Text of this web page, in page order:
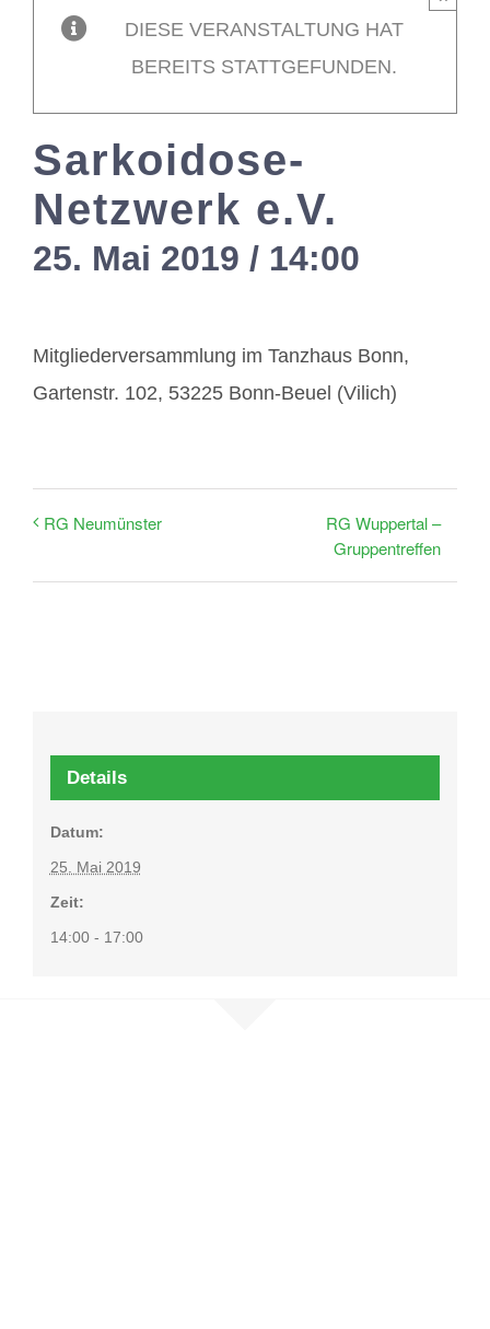
Mitglieder /
DIESE VERANSTALTUNG HAT
BEREITS STATTGEFUNDEN.
Sarkoidose-
Netzwerk e.V.
25. Mai 2019 / 14:00
Mitgliederversammlung im Tanzhaus Bonn,
Gartenstr. 102, 53225 Bonn-Beuel (Vilich)
RG Neumünster
RG Wuppertal –
Gruppentreffen
Details
Datum:
25. Mai 2019
Zeit:
14:00 - 17:00